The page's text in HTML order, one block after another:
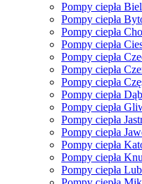
Pompy ciepła
Pompy ciepła
Pompy ciepła
Pompy ciepła
Pompy ciepła
Pompy ciepła
Pompy ciepła
Pompy ciepła
Pompy ciepła
Pompy ciepła
Pompy ciepła
Pompy ciepła
Pompy ciepła
Pompy ciepła